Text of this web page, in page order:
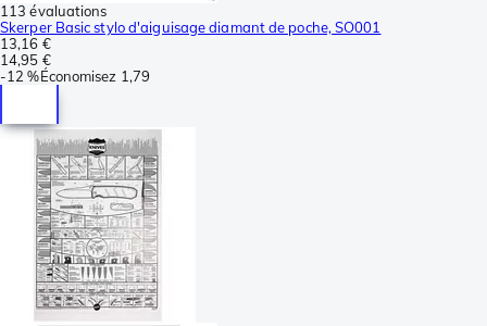
113 évaluations
Skerper Basic stylo d'aiguisage diamant de poche, SO001
13,16 €
14,95 €
-12 %Économisez 1,79